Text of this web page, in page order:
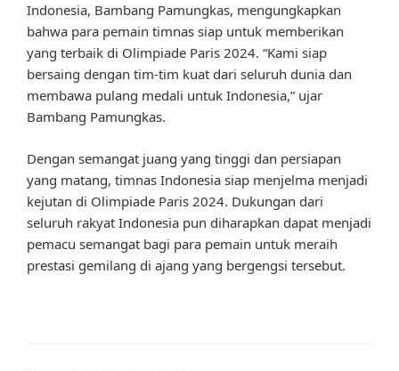
Indonesia, Bambang Pamungkas, mengungkapkan
bahwa para pemain timnas siap untuk memberikan
yang terbaik di Olimpiade Paris 2024. “Kami siap
bersaing dengan tim-tim kuat dari seluruh dunia dan
membawa pulang medali untuk Indonesia,” ujar
Bambang Pamungkas.
Dengan semangat juang yang tinggi dan persiapan
yang matang, timnas Indonesia siap menjelma menjadi
kejutan di Olimpiade Paris 2024. Dukungan dari
seluruh rakyat Indonesia pun diharapkan dapat menjadi
pemacu semangat bagi para pemain untuk meraih
prestasi gemilang di ajang yang bergengsi tersebut.